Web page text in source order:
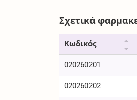
Σχετικά
Κωδικός
020260201
020260202